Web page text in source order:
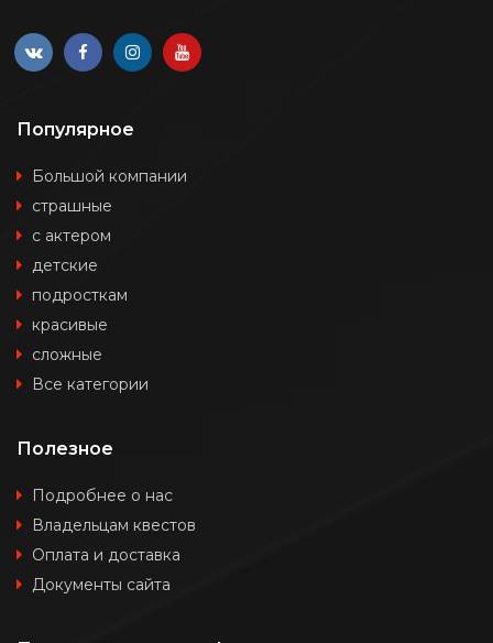
Популярное
Большой компании
страшные
с актером
детские
подросткам
красивые
сложные
Все категории
Полезное
Подробнее о нас
Владельцам квестов
Оплата и доставка
Документы сайта